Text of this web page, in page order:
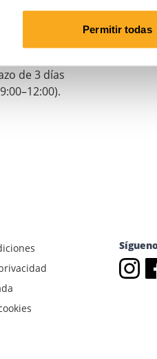
Permitir todas
nosotros»,
tu
de 3 días